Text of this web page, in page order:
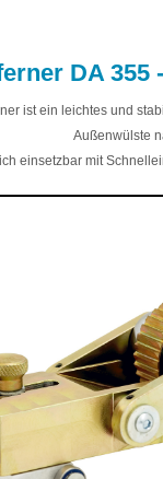
DA 355
ist ein leichtes und
Außenwülste
einsetzbar mit